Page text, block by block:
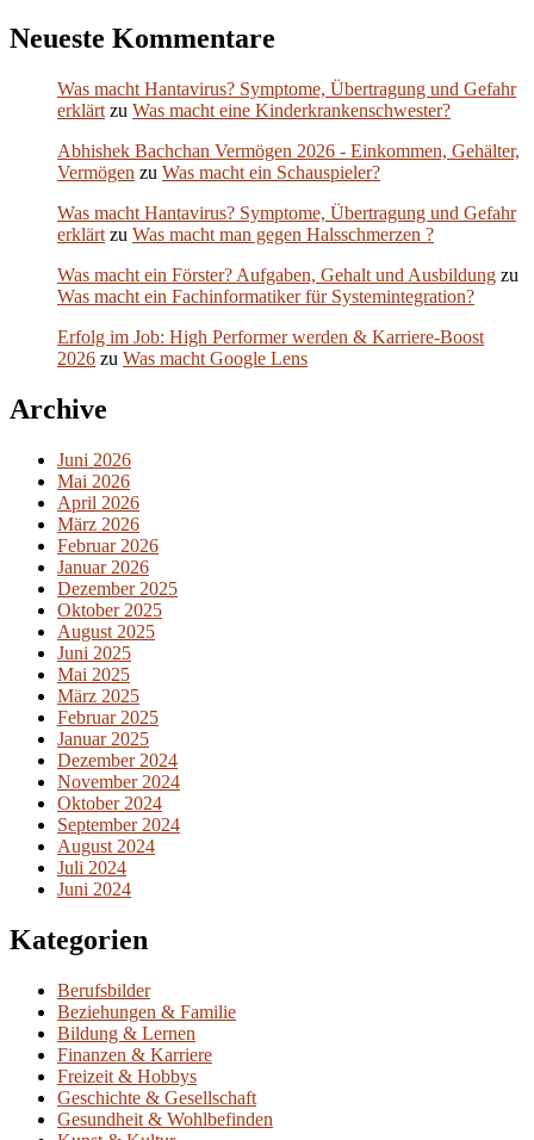
Neueste Kommentare
Was macht Hantavirus? Symptome, Übertragung und Gefahr
erklärt zu Was macht eine Kinderkrankenschwester?
Abhishek Bachchan Vermögen 2026 - Einkommen, Gehälter,
Vermögen zu Was macht ein Schauspieler?
Was macht Hantavirus? Symptome, Übertragung und Gefahr
erklärt zu Was macht man gegen Halsschmerzen ?
Was macht ein Förster? Aufgaben, Gehalt und Ausbildung zu
Was macht ein Fachinformatiker für Systemintegration?
Erfolg im Job: High Performer werden & Karriere-Boost
2026 zu Was macht Google Lens
Archive
Juni 2026
Mai 2026
April 2026
März 2026
Februar 2026
Januar 2026
Dezember 2025
Oktober 2025
August 2025
Juni 2025
Mai 2025
März 2025
Februar 2025
Januar 2025
Dezember 2024
November 2024
Oktober 2024
September 2024
August 2024
Juli 2024
Juni 2024
Kategorien
Berufsbilder
Beziehungen & Familie
Bildung & Lernen
Finanzen & Karriere
Freizeit & Hobbys
Geschichte & Gesellschaft
Gesundheit & Wohlbefinden